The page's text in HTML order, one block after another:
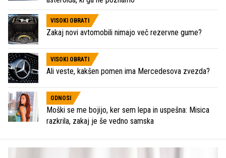
VISOKI OBRATI
Zakaj novi avtomobili nimajo več rezervne gume?
VISOKI OBRATI
Ali veste, kakšen pomen ima Mercedesova zvezda?
ODNOSI
Moški se me bojijo, ker sem lepa in uspešna: Misica
razkrila, zakaj je še vedno samska